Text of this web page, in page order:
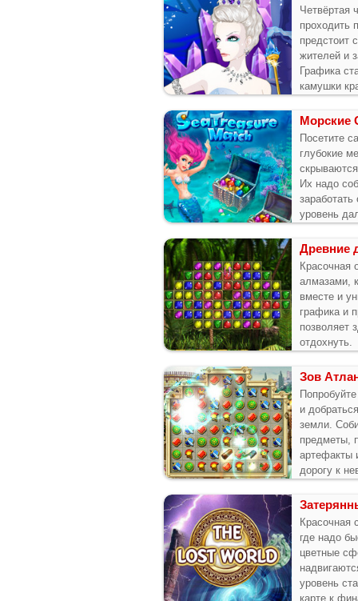
Четвёртая
проходить
предстоит
жителей и
Графика
камушки
Морские
Посетите
глубокие
Их надо
заработать
уровень
Древние
Красочная
алмазами,
вместе и
графика и
позволяет
отдохнуть.
Зов
и
земли.
предметы,
артефакты
дорогу к
Красочная
где надо
цветные
уровень
карте к